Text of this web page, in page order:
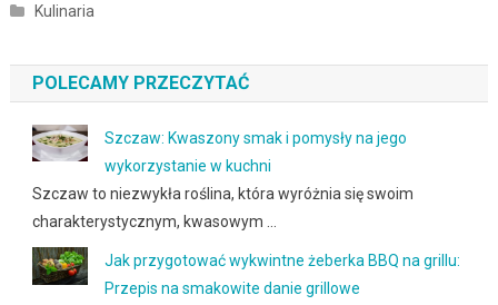
Kulinaria
POLECAMY PRZECZYTAĆ
Szczaw: Kwaszony smak i pomysły na jego
wykorzystanie w kuchni
Szczaw to niezwykła roślina, która wyróżnia się swoim
charakterystycznym, kwasowym …
Jak przygotować wykwintne żeberka BBQ na grillu:
Przepis na smakowite danie grillowe